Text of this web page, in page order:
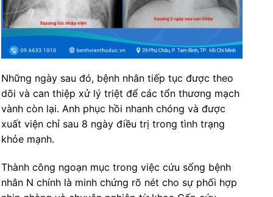
Những ngày sau đó, bệnh nhân tiếp tục được theo
dõi và can thiệp xử lý triệt để các tổn thương mạch
vành còn lại. Anh phục hồi nhanh chóng và được
xuất viện chỉ sau 8 ngày điều trị trong tình trạng
khỏe mạnh.
Thành công ngoạn mục trong việc cứu sống bệnh
nhân N chính là minh chứng rõ nét cho sự phối hợp